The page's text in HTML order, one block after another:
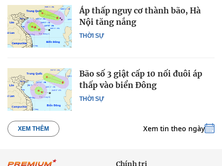
THỜI SỰ
Áp thấp nguy cơ thành bão, Hà
Nội tăng nắng
THỜI SỰ
Bão số 3 giật cấp 10 nối đuôi áp
thấp vào biển Đông
XEM THÊM Xem tin theo ngày
Chính trị